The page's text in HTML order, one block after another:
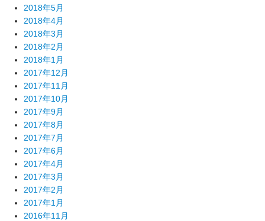
2018年5月
2018年4月
2018年3月
2018年2月
2018年1月
2017年12月
2017年11月
2017年10月
2017年9月
2017年8月
2017年7月
2017年6月
2017年4月
2017年3月
2017年2月
2017年1月
2016年11月